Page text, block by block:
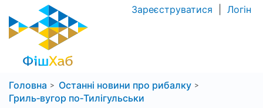
Зареєструватися Логін
Головна
Останні новини про рибалку
Гриль‑вугор по‑Тилігульськи